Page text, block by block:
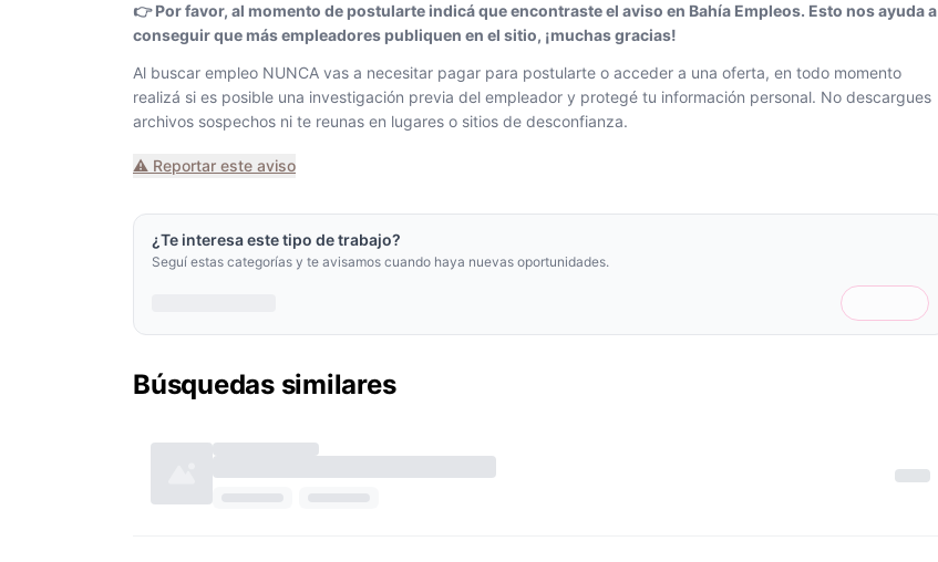
👉 Por favor, al momento de postularte indicá que encontraste el aviso en Bahía Empleos. Esto nos ayuda a
conseguir que más empleadores publiquen en el sitio, ¡muchas gracias!
Al buscar empleo NUNCA vas a necesitar pagar para postularte o acceder a una oferta, en todo momento
realizá si es posible una investigación previa del empleador y protegé tu información personal. No descargues
archivos sospechos ni te reunas en lugares o sitios de desconfianza.
⚠️ Reportar este aviso
¿Te interesa este tipo de trabajo?
Seguí estas categorías y te avisamos cuando haya nuevas oportunidades.
Búsquedas similares